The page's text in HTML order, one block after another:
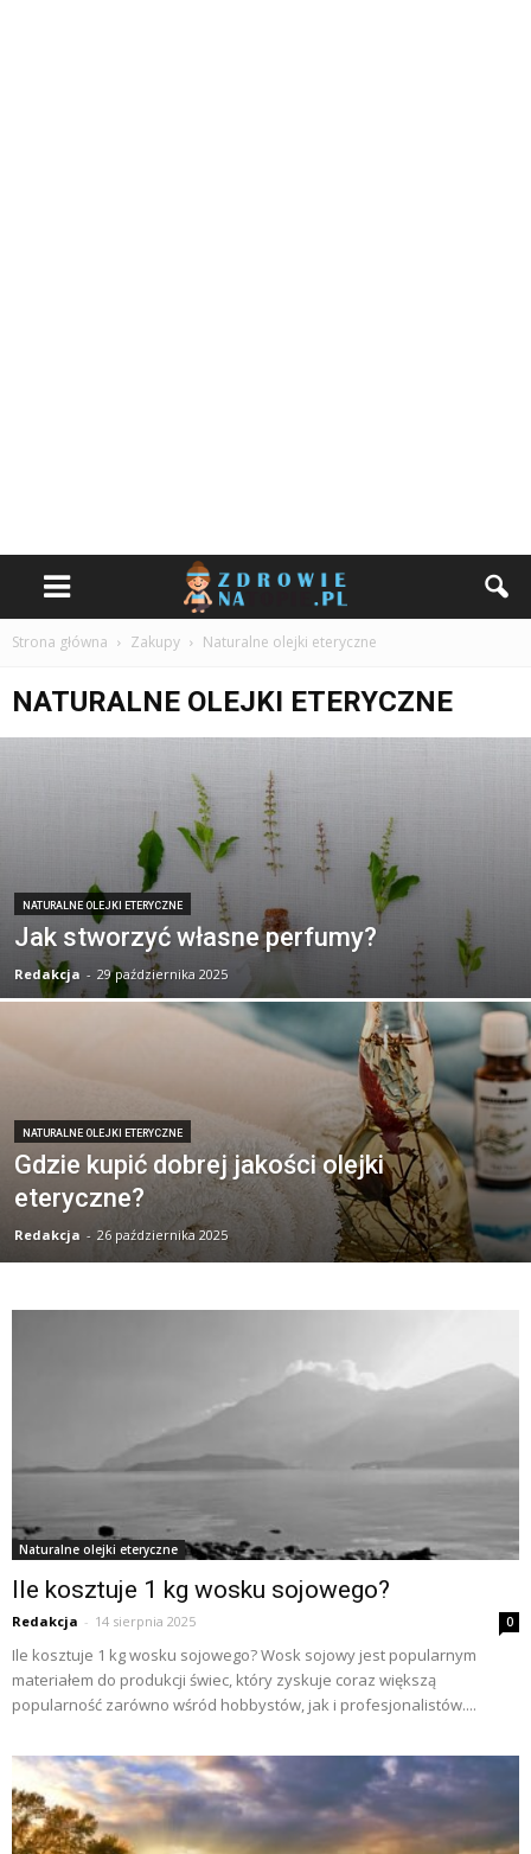
Strona główna Zakupy Naturalne olejki eteryczne
NATURALNE OLEJKI ETERYCZNE
NATURALNE OLEJKI ETERYCZNE
Jak stworzyć własne perfumy?
Redakcja - 29 października 2025
NATURALNE OLEJKI ETERYCZNE
Gdzie kupić dobrej jakości olejki
eteryczne?
Redakcja - 26 października 2025
Naturalne olejki eteryczne
Ile kosztuje 1 kg wosku sojowego?
Redakcja - 14 sierpnia 2025 0
Ile kosztuje 1 kg wosku sojowego? Wosk sojowy jest popularnym
materiałem do produkcji świec, który zyskuje coraz większą
popularność zarówno wśród hobbystów, jak i profesjonalistów....